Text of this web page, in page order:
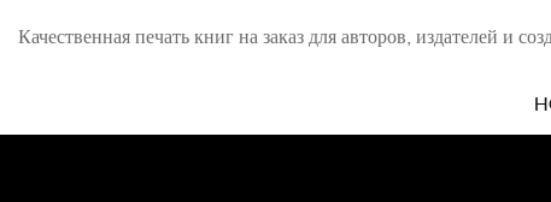
Качественная печать книг на заказ для авторов, издателей и